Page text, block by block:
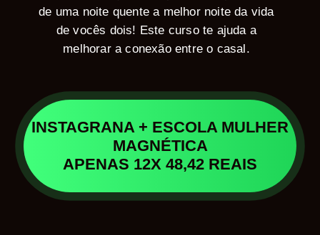
de uma noite quente a melhor noite da vida
de vocês dois! Este curso te ajuda a
melhorar a conexão entre o casal.
INSTAGRANA + ESCOLA MULHER
MAGNÉTICA
APENAS 12X 48,42 REAIS